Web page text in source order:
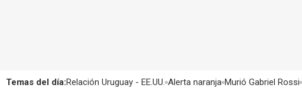
Temas del día:Relación Uruguay - EE.UU. Alerta naranja Murió Gabriel Rossi